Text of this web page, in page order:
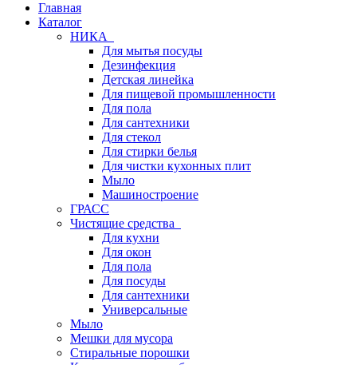
Главная
Каталог
НИКА
Для мытья посуды
Дезинфекция
Детская линейка
Для пищевой промышленности
Для пола
Для сантехники
Для стекол
Для стирки белья
Для чистки кухонных плит
Мыло
Машиностроение
ГРАСС
Чистящие средства
Для кухни
Для окон
Для пола
Для посуды
Для сантехники
Универсальные
Мыло
Мешки для мусора
Стиральные порошки